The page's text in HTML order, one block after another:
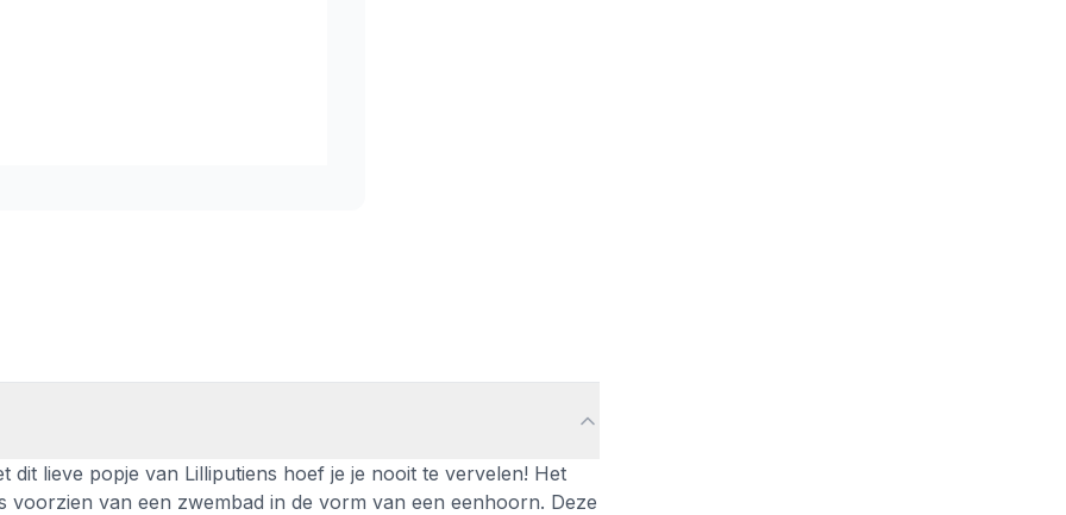
lieve popje van Lilliputiens hoef je je nooit te vervelen! Het
voorzien van een zwembad in de vorm van een eenhoorn. Deze